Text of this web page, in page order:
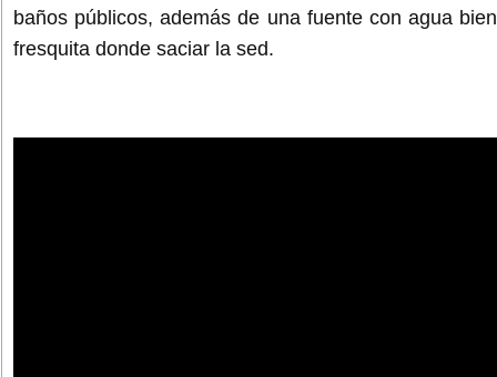
baños públicos, además de una fuente con agua bien
fresquita donde saciar la sed.